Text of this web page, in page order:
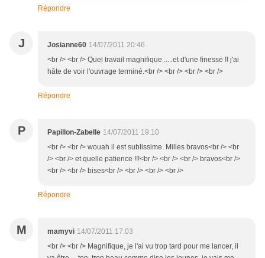
Répondre
J Josianne60 14/07/2011 20:46
<br /> <br /> Quel travail magnifique .....et d'une finesse !! j'ai
hâte de voir l'ouvrage terminé.<br /> <br /> <br /> <br />
Répondre
P Papillon-Zabelle 14/07/2011 19:10
<br /> <br /> wouah il est sublissime. Milles bravos<br /> <br
/> <br /> et quelle patience !!!<br /> <br /> <br /> bravos<br />
<br /> <br /> bises<br /> <br /> <br /> <br />
Répondre
M mamyvi 14/07/2011 17:03
<br /> <br /> Magnifique, je l'ai vu trop tard pour me lancer, il